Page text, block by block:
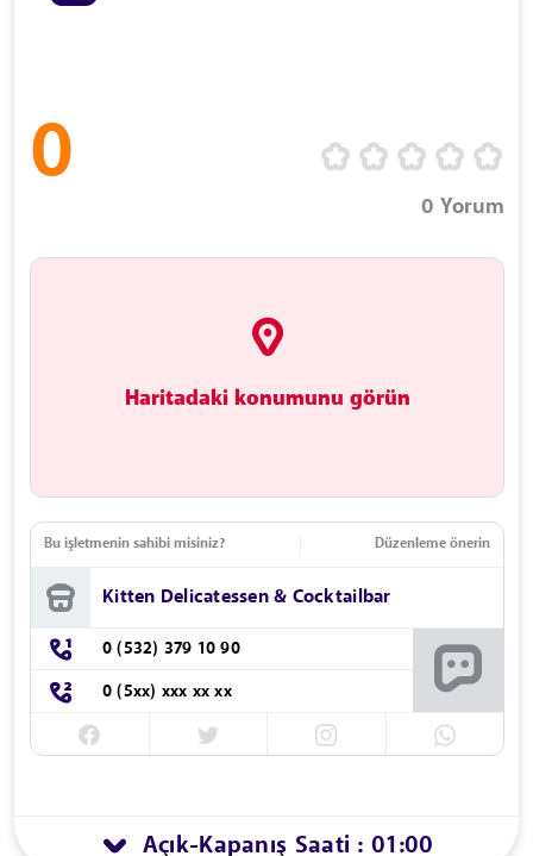
0
0 Yorum
Haritadaki konumunu görün
Bu işletmenin sahibi misiniz? Düzenleme önerin
Kitten Delicatessen & Cocktailbar
0 (532) 379 10 90
0 (5xx) xxx xx xx
Açık-Kapanış Saati : 01:00